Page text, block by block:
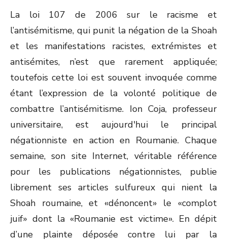
La loi 107 de 2006 sur le racisme et
l’antisémitisme, qui punit la négation de la Shoah
et les manifestations racistes, extrémistes et
antisémites, n’est que rarement appliquée;
toutefois cette loi est souvent invoquée comme
étant l’expression de la volonté politique de
combattre l’antisémitisme. Ion Coja, professeur
universitaire, est aujourd'hui le principal
négationniste en action en Roumanie. Chaque
semaine, son site Internet, véritable référence
pour les publications négationnistes, publie
librement ses articles sulfureux qui nient la
Shoah roumaine, et «dénoncent» le «complot
juif» dont la «Roumanie est victime». En dépit
d’une plainte déposée contre lui par la